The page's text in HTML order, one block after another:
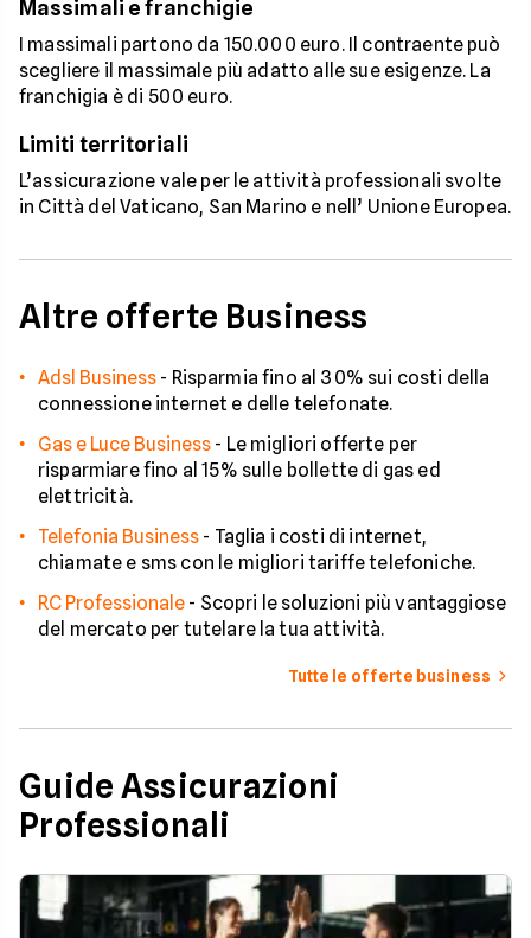
Massimali e franchigie
I massimali partono da 150.000 euro. Il contraente può
scegliere il massimale più adatto alle sue esigenze. La
franchigia è di 500 euro.
Limiti territoriali
L’assicurazione vale per le attività professionali svolte
in Città del Vaticano, San Marino e nell’ Unione Europea.
Altre offerte Business
Adsl Business - Risparmia fino al 30% sui costi della
connessione internet e delle telefonate.
Gas e Luce Business - Le migliori offerte per
risparmiare fino al 15% sulle bollette di gas ed
elettricità.
Telefonia Business - Taglia i costi di internet,
chiamate e sms con le migliori tariffe telefoniche.
RC Professionale - Scopri le soluzioni più vantaggiose
del mercato per tutelare la tua attività.
Tutte le offerte business
Guide Assicurazioni
Professionali